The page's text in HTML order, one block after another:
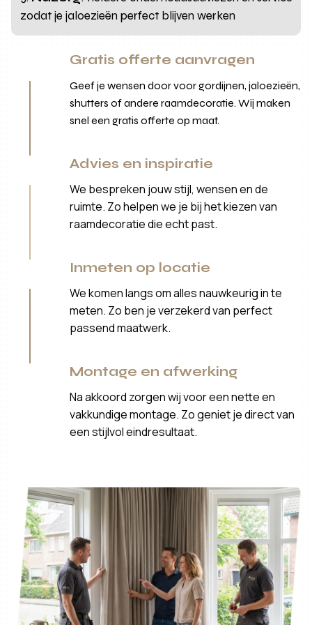
zodat je jaloezieën perfect blijven werken
Gratis offerte aanvragen
Geef je wensen door voor gordijnen, jaloezieën,
shutters of andere raamdecoratie. Wij maken
snel een gratis offerte op maat.
Advies en inspiratie
We bespreken jouw stijl, wensen en de
ruimte. Zo helpen we je bij het kiezen van
raamdecoratie die echt past.
Inmeten op locatie
We komen langs om alles nauwkeurig in te
meten. Zo ben je verzekerd van perfect
passend maatwerk.
Montage en afwerking
Na akkoord zorgen wij voor een nette en
vakkundige montage. Zo geniet je direct van
een stijlvol eindresultaat.